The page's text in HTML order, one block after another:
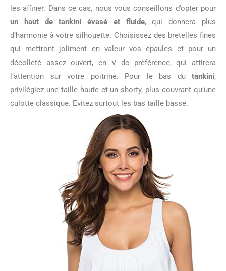
les affiner. Dans ce cas, nous vous conseillons d’opter pour
un haut de tankini évasé et fluide, qui donnera plus
d’harmonie à votre silhouette. Choisissez des bretelles fines
qui mettront joliment en valeur vos épaules et pour un
décolleté assez ouvert, en V de préférence, qui attirera
l’attention sur votre poitrine. Pour le bas du tankini,
privilégiez une taille haute et un shorty, plus couvrant qu’une
culotte classique. Evitez surtout les bas taille basse.